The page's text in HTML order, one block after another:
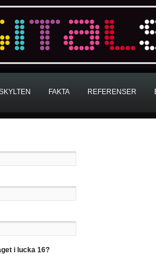
FAKTA REFERENSER
i lucka 16?